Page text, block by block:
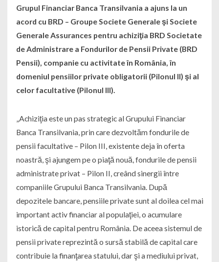
Grupul Financiar Banca Transilvania a ajuns la un
acord cu BRD – Groupe Societe Generale şi Societe
Generale Assurances pentru achiziţia BRD Societate
de Administrare a Fondurilor de Pensii Private (BRD
Pensii), companie cu activitate în România, în
domeniul pensiilor private obligatorii (Pilonul II) şi al
celor facultative (Pilonul III).
„Achiziţia este un pas strategic al Grupului Financiar
Banca Transilvania, prin care dezvoltăm fondurile de
pensii facultative – Pilon III, existente deja în oferta
noastră, şi ajungem pe o piaţă nouă, fondurile de pensii
administrate privat – Pilon II, creând sinergii între
companiile Grupului Banca Transilvania. După
depozitele bancare, pensiile private sunt al doilea cel mai
important activ financiar al populaţiei, o acumulare
istorică de capital pentru România. De aceea sistemul de
pensii private reprezintă o sursă stabilă de capital care
contribuie la finanţarea statului, dar şi a mediului privat,